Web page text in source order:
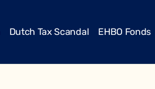
Dutch Tax Scandal EHBO Fonds